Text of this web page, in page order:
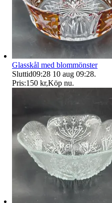
Glasskål med blommönster
Sluttid09:28 10 aug 09:28.
Pris:150 kr,Köp nu.